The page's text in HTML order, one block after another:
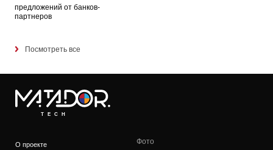
предложений от банков-
партнеров
Посмотреть все
TECH
О проекте
Фото